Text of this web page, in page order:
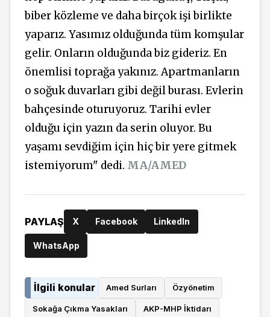
biber közleme ve daha birçok işi birlikte
yaparız. Yasımız olduğunda tüm komşular
gelir. Onların olduğunda biz gideriz. En
önemlisi toprağa yakınız. Apartmanların
o soğuk duvarları gibi değil burası. Evlerin
bahçesinde oturuyoruz. Tarihi evler
olduğu için yazın da serin oluyor. Bu
yaşamı sevdiğim için hiç bir yere gitmek
istemiyorum" dedi. MA/AMED
PAYLAŞ X Facebook LinkedIn
WhatsApp
İlgili konular Amed Surları Özyönetim
Sokağa Çıkma Yasakları AKP-MHP İktidarı